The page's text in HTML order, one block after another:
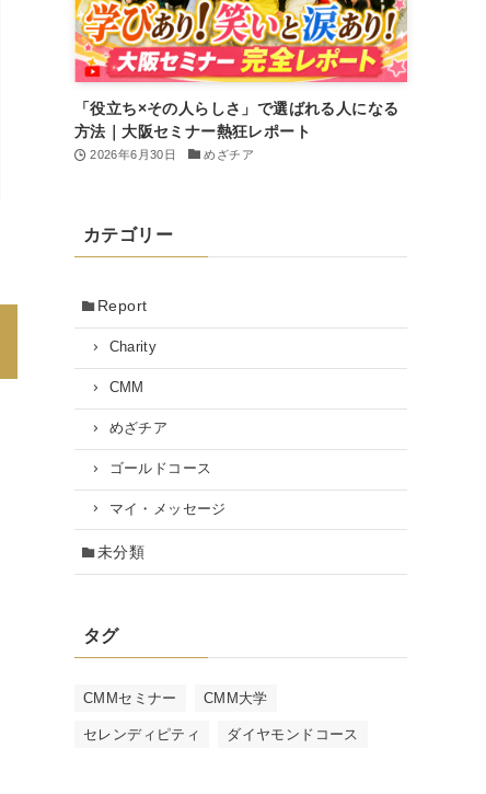
「役立ち×その人らしさ」で選ばれる人になる
方法｜大阪セミナー熱狂レポート
2026年6月30日 めざチア
カテゴリー
Report
Charity
CMM
めざチア
ゴールドコース
マイ・メッセージ
未分類
タグ
CMMセミナー CMM大学
セレンディピティ ダイヤモンドコース